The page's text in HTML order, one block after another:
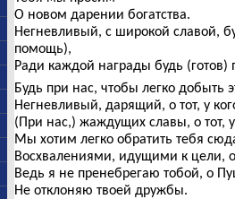
О новом дарении богатства.
Негневливый, с широкой славой,
помощь),
Ради каждой награды будь
Будь при нас, чтобы легко добыть
Негневливый, дарящий, о тот, у
(При нас,) жаждущих славы, о тот,
Мы хотим легко обратить тебя
Восхвалениями, идущими к цели,
Ведь я не пренебрегаю тобой, о
Не отклоняю твоей дружбы.